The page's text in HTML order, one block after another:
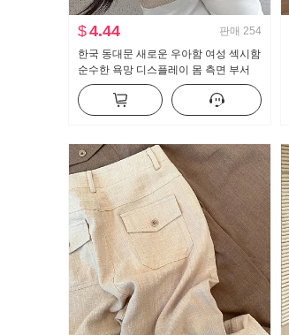
$4.44 판매 254
한국 동대문 새로운 우아함 여성 섹시함
순수한 욕망 디스플레이 몸 측면 부서
버클 반팔 니트 티셔츠 맨위